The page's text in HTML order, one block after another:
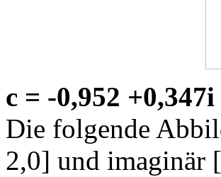
c = -0,952 +0,347i
Die folgende
2,0] und imaginär